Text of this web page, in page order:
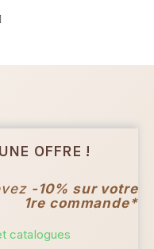
OFFRE !
-10% sur votre
1re commande*
catalogues